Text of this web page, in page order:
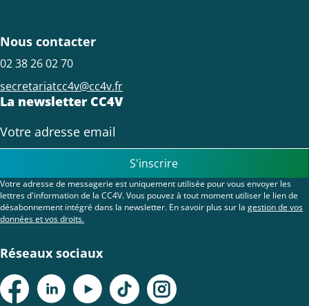
Nous contacter
02 38 26 02 70
secretariatcc4v@cc4v.fr
La newsletter CC4V
Votre adresse de messagerie est uniquement utilisée pour vous envoyer les
lettres d'information de la CC4V. Vous pouvez à tout moment utiliser le lien de
désabonnement intégré dans la newsletter. En savoir plus sur la gestion de vos
données et vos droits.
S'inscrire
Réseaux sociaux